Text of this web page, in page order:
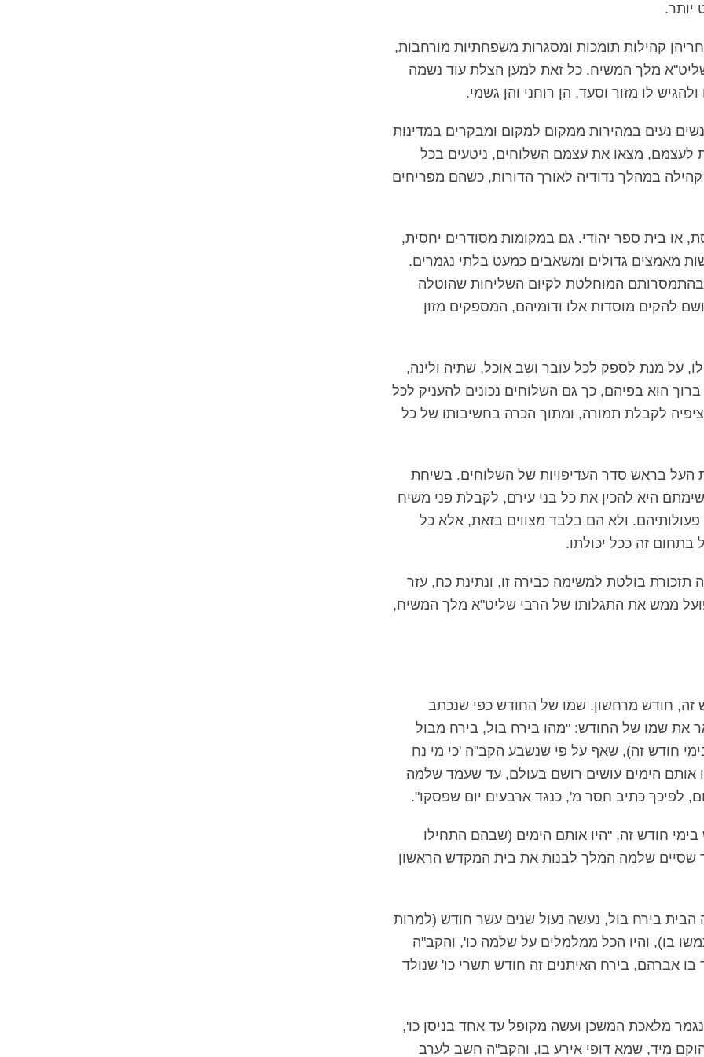
יותר.
קהילות תומכות ומסגרות משפחתיות מורחבות,
מלך המשיח. כל זאת למען הצלת עוד נשמה
לו מזור וסעד, הן רוחני והן גשמי.
נעים במהירות ממקום למקום ומבקרים במדינות
לעצמם, מצאו את עצמם השלוחים, ניטעים בכל
קהילה במהלך נדודיה לאורך הדורות, כשהם מפריחים
או בית ספר יהודי. גם במקומות מסודרים יחסית,
מאמצים גדולים ומשאבים כמעט בלתי נגמרים.
המוחלטת לקיום השליחות שהוטלה
להקים מוסדות אלו ודומיהם, המספקים מזון
על מנת לספק לכל עובר ושב אוכל, שתיה ולינה,
הוא בפיהם, כך גם השלוחים נכונים להעניק לכל
לקבלת תמורה, ומתוך הכרה בחשיבותו של כל
העל בראש סדר העדיפויות של השלוחים. בשיחת
היא להכין את כל בני עירם, לקבלת פני משיח
פעולותיהם. ולא הם בלבד מצווים בזאת, אלא כל
בתחום זה ככל יכולתו.
בולטת למשימה כבירה זו, ונתינת כח, עזר
ממש את התגלותו של הרבי שליט"א מלך המשיח,
זה, חודש מרחשון. שמו של החודש כפי שנכתב
את שמו של החודש: "מהו בירח בול, בירח מבול
חודש זה), שאף על פי שנשבע הקב"ה 'כי מי נח
אותם הימים עושים רושם בעולם, עד שעמד שלמה
לפיכך כתיב חסר מ', כנגד ארבעים יום שפסקו".
חודש זה, "היו אותם הימים (שבהם התחילו
שסיים שלמה המלך לבנות את בית המקדש הראשון
בירח בּוּל, נעשה נעול שנים עשר חודש (למרות
בו), והיו הכל ממלמלים על שלמה כו', והקב"ה
אברהם, בירח האיתנים זה חודש תשרי כו' שנולד
מלאכת המשכן ועשה מקופל עד אחד בניסן כו',
מיד, שמא דופי אירע בו, והקב"ה חשב לערב